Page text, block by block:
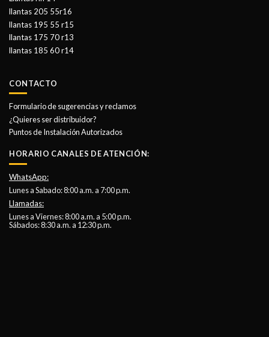
llantas 205 55r16
llantas 195 55 r15
llantas 175 70 r13
llantas 185 60 r14
CONTACTO
Formulario de sugerencias y reclamos
¿Quieres ser distribuidor?
Puntos de Instalación Autorizados
HORARIO CANALES DE ATENCIÓN:
WhatsApp:
Lunes a Sabado: 8:00 a.m. a 7:00 p.m.
Llamadas:
Lunes a Viernes: 8:00 a.m. a 5:00 p.m.
Sábados: 8:30 a.m. a 12:30 p.m.